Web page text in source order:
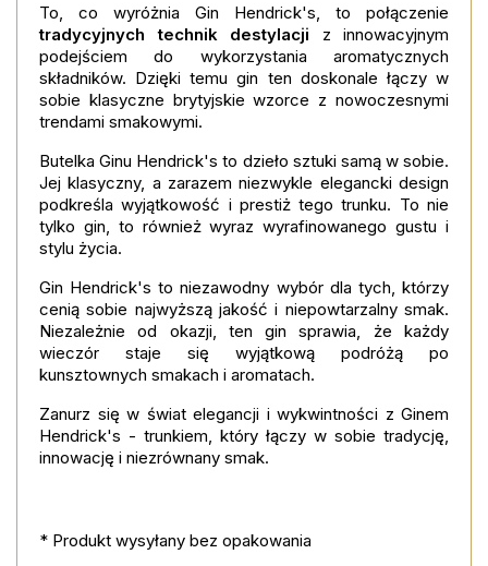
To, co wyróżnia Gin Hendrick's, to połączenie
tradycyjnych technik destylacji z innowacyjnym
podejściem do wykorzystania aromatycznych
składników. Dzięki temu gin ten doskonale łączy w
sobie klasyczne brytyjskie wzorce z nowoczesnymi
trendami smakowymi.
Butelka Ginu Hendrick's to dzieło sztuki samą w sobie.
Jej klasyczny, a zarazem niezwykle elegancki design
podkreśla wyjątkowość i prestiż tego trunku. To nie
tylko gin, to również wyraz wyrafinowanego gustu i
stylu życia.
Gin Hendrick's to niezawodny wybór dla tych, którzy
cenią sobie najwyższą jakość i niepowtarzalny smak.
Niezależnie od okazji, ten gin sprawia, że każdy
wieczór staje się wyjątkową podróżą po
kunsztownych smakach i aromatach.
Zanurz się w świat elegancji i wykwintności z Ginem
Hendrick's - trunkiem, który łączy w sobie tradycję,
innowację i niezrównany smak.
* Produkt wysyłany bez opakowania